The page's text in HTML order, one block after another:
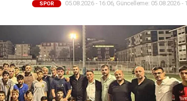
SPOR 05.08.2026 - 16:06, Güncelleme: 05.08.2026 -